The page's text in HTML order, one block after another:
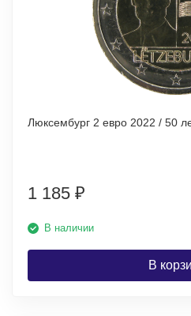
Люксембург 2 евро 2022 / 50
1 185 ₽
В наличии
В